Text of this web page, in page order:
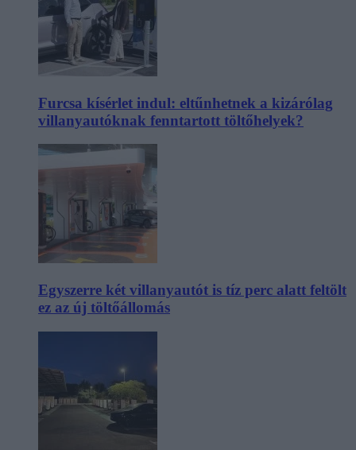
Furcsa kísérlet indul: eltűnhetnek a kizárólag
villanyautóknak fenntartott töltőhelyek?
Egyszerre két villanyautót is tíz perc alatt feltölt
ez az új töltőállomás